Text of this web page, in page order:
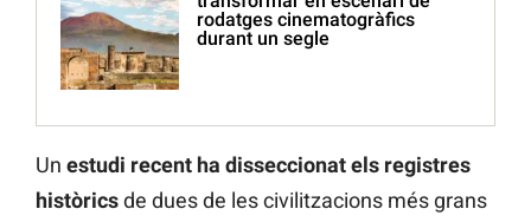
rodatges cinematogràfics
durant un segle
Un estudi recent ha disseccionat els registres
històricsde dues de les civilitzacions més grans